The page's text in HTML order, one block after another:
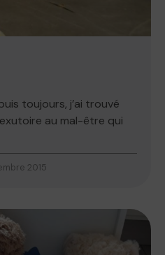
toujours, j’ai trouvé
au mal-être qui
2015